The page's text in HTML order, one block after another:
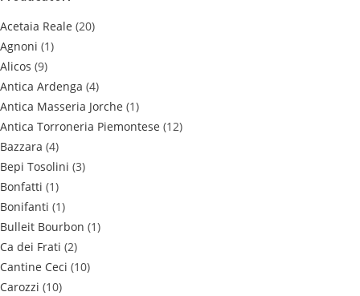
Acetaia Reale (20)
Agnoni (1)
Alicos (9)
Antica Ardenga (4)
Antica Masseria Jorche (1)
Antica Torroneria Piemontese (12)
Bazzara (4)
Bepi Tosolini (3)
Bonfatti (1)
Bonifanti (1)
Bulleit Bourbon (1)
Ca dei Frati (2)
Cantine Ceci (10)
Carozzi (10)